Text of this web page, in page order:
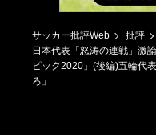
サッカー批評Web 批評
日本代表「怒涛の連戦」激
ピック2020」(後編)五輪代
ろ」